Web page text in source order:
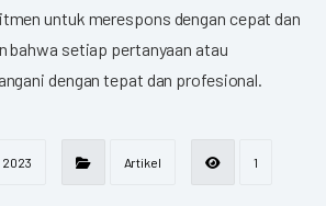
untuk merespons dengan cepat dan
bahwa setiap pertanyaan atau
dengan tepat dan profesional.
Artikel 1